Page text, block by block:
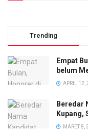
Trending
Empat
belum
APRIL 12,
Beredar
Kupang,
MARET 8,